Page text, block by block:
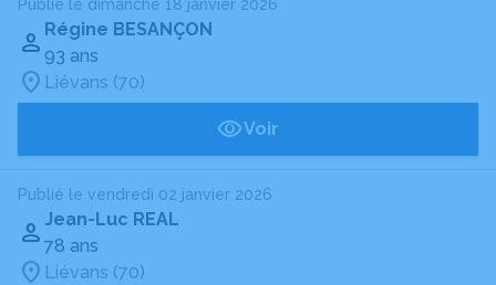
Publié le dimanche 18 janvier 2026
Régine BESANÇON
93 ans
Liévans (70)
Voir
Publié le vendredi 02 janvier 2026
Jean-Luc REAL
78 ans
Liévans (70)